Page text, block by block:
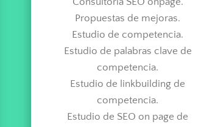
Propuestas de mejoras.
Estudio de competencia.
Estudio de palabras clave de
competencia.
Estudio de linkbuilding de
competencia.
Estudio de SEO on page de